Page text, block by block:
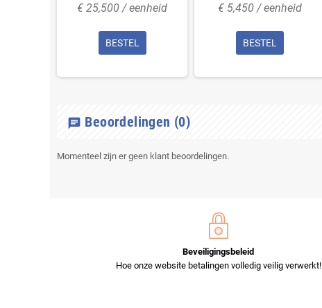
€ 25,500 / eenheid
BESTEL
€ 5,450 / eenheid
BESTEL
chat Beoordelingen (0)
Momenteel zijn er geen klant beoordelingen.
Beveiligingsbeleid
Hoe onze website betalingen volledig veilig verwerkt!